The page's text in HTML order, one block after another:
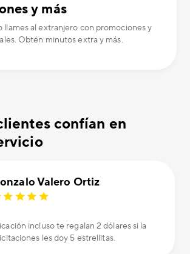
y más
llames al extranjero con promociones y
Obtén minutos extra y más.
confían en
Valero Ortiz
incluso te regalan 2 dólares si la
les doy 5 estrellitas.